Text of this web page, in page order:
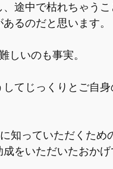
途中で枯れちゃう
るのだと思います。
しいのも事実。
てじっくりとご自
知っていただくため
をいただいたおか